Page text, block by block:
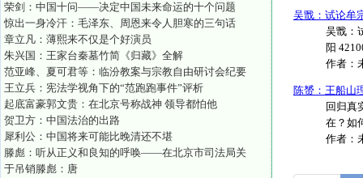
荣剑：中国十问——决定中国未来命运的十个问题
惊出一身冷汗：毛泽东、周恩来令人胆寒的三句话
章立凡：薄熙来不仅是个好演员
朱兴国：王家台秦墓竹简《归藏》全解
范亚峰、夏可君等：临汾教案与宗教自由研讨会纪要
王立兵：宪法学视角下的“范跑跑事件”评析
起底富豪郭文贵：在北京号称战神 领导都怕他
贺卫方：中国法治的出路
犀利公：中国将来可能比晚清还不堪
滕彪：听从正义和良知的呼唤——在北京市司法局关
于吊销滕彪：唐
吴戬：试论牟
吴戬：
阳
作者：
陈赟：王船山
回归真
在？如
作者：